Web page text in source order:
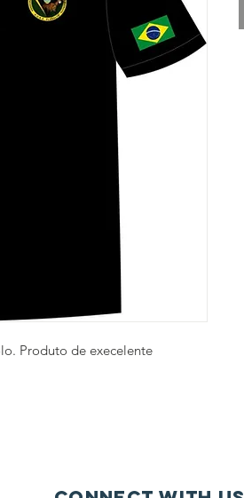
Produto de execelente